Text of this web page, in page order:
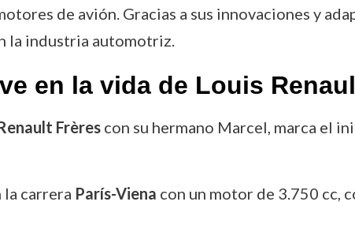
de avión. Gracias a sus innovaciones y
la industria automotriz.
en la vida de Louis
Frèrescon su hermano Marcel, marca el
carrera París-Viena con un motor de 3.750 cc,